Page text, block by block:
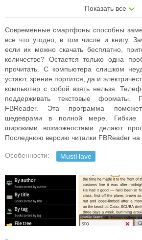
Показать все
Современные смартфоны способны
все что угодно, в том числе и книгу.
если их можно скачать бесплатно,
количестве? Остается только одна
прочитать. С компьютера слишком
устают, зрение портится, да и
компьютер с собой взять нельзя.
поддерживать текстовые
FBReader. Эта программа
шедеврами в полной мере. Гибкие
широкими возможностями делают
Последнюю версию читалки FBReader на
Особенности: MustHave